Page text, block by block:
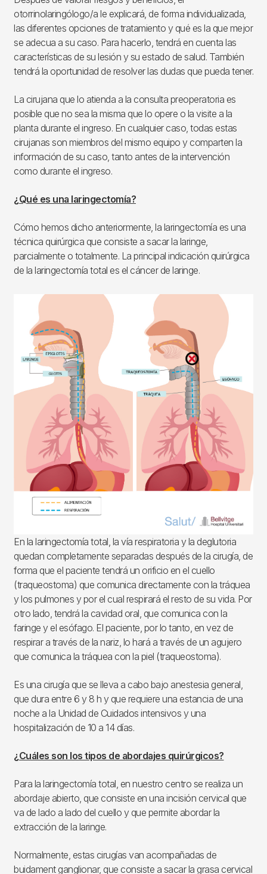
otorrinolaringólogo/a le explicará, de forma individualizada,
las diferentes opciones de tratamiento y qué es la que mejor
se adecua a su caso. Para hacerlo, tendrá en cuenta las
características de su lesión y su estado de salud. También
tendrá la oportunidad de resolver las dudas que pueda tener.
La cirujana que lo atienda a la consulta preoperatoria es
posible que no sea la misma que lo opere o la visite a la
planta durante el ingreso. En cualquier caso, todas estas
cirujanas son miembros del mismo equipo y comparten la
información de su caso, tanto antes de la intervención
como durante el ingreso.
¿Qué es una laringectomía?
Cómo hemos dicho anteriormente, la laringectomía es una
técnica quirúrgica que consiste a sacar la laringe,
parcialmente o totalmente. La principal indicación quirúrgica
de la laringectomía total es el cáncer de laringe.
Imagen
En la laringectomía total, la vía respiratoria y la deglutoria
quedan completamente separadas después de la cirugía, de
forma que el paciente tendrá un orificio en el cuello
(traqueostoma) que comunica directamente con la tráquea
y los pulmones y por el cual respirará el resto de su vida. Por
otro lado, tendrá la cavidad oral, que comunica con la
faringe y el esófago. El paciente, por lo tanto, en vez de
respirar a través de la nariz, lo hará a través de un agujero
que comunica la tráquea con la piel (traqueostoma).
Es una cirugía que se lleva a cabo bajo anestesia general,
que dura entre 6 y 8 h y que requiere una estancia de una
noche a la Unidad de Cuidados intensivos y una
hospitalización de 10 a 14 días.
¿Cuáles son los tipos de abordajes quirúrgicos?
Para la laringectomía total, en nuestro centro se realiza un
abordaje abierto, que consiste en una incisión cervical que
va de lado a lado del cuello y que permite abordar la
extracción de la laringe.
Normalmente, estas cirugías van acompañadas de
buidament ganglionar, que consiste a sacar la grasa cervical